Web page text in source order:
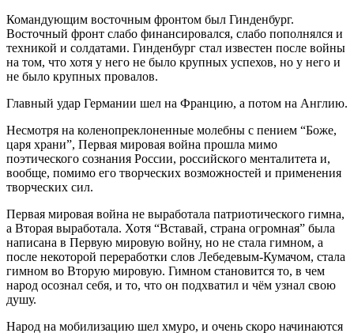
Командующим восточным фронтом был Гинденбург.
Восточный фронт слабо финансировался, слабо пополнялся и
техникой и солдатами. Гинденбург стал известен после войны
на том, что хотя у него не было крупных успехов, но у него и
не было крупных провалов.
Главный удар Германии шел на Францию, а потом на Англию.
Несмотря на коленопреклоненные молебны с пением “Боже,
царя храни”, Первая мировая война прошла мимо
поэтического сознания России, российского менталитета и,
вообще, помимо его творческих возможностей и применения
творческих сил.
Первая мировая война не выработала патриотического гимна,
а Вторая выработала. Хотя “Вставай, страна огромная” была
написана в Первую мировую войну, но не стала гимном, а
после некоторой переработки слов Лебедевым-Кумачом, стала
гимном во Вторую мировую. Гимном становится то, в чем
народ осознал себя, и то, что он подхватил и чём узнал свою
душу.
Народ на мобилизацию шел хмуро, и очень скоро начинаются